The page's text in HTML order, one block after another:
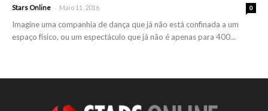
Stars Online - Maio 11, 2016 0
Imagine uma companhia de dança que já não está confinada a um
espaço físico, ou um espectáculo que já não é apenas para 400...